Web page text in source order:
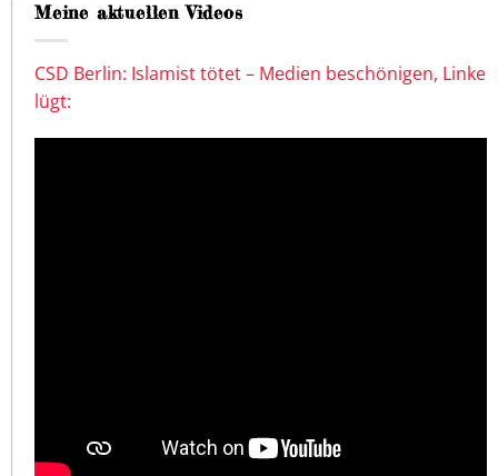
Meine aktuellen Videos
CSD Berlin: Islamist tötet – Medien beschönigen, Linke
lügt: